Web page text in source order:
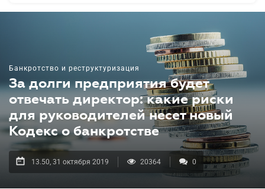
Банкротство и реструктуризация
За долги предприятия будет
отвечать директор: какие риски
для руководителей несет новый
Кодекс о банкротстве
13.50, 31 октября 2019 20364 0